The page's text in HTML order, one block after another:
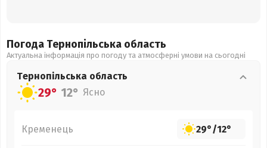
Погода Тернопільська область
Актуальна інформація про погоду та атмосферні умови на сьогодні
Тернопільська область
29° 12° Ясно
Кременець 29°/12°